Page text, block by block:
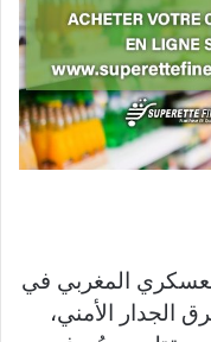
المغربي في
الجدار الأمني،